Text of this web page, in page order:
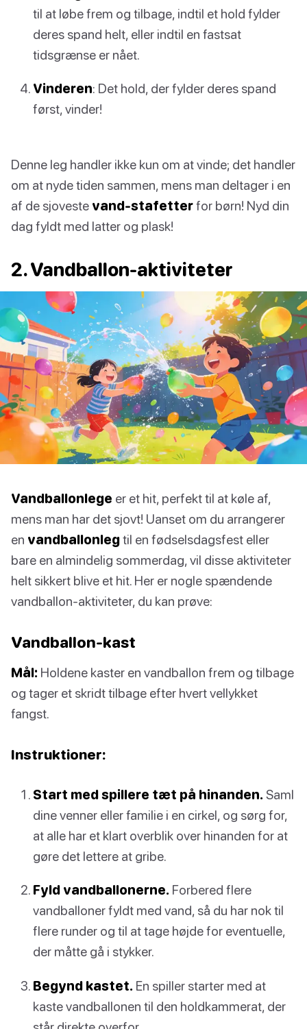
til at løbe frem og tilbage, indtil et hold fylder
deres spand helt, eller indtil en fastsat
tidsgrænse er nået.
Vinderen: Det hold, der fylder deres spand
først, vinder!
Denne leg handler ikke kun om at vinde; det handler
om at nyde tiden sammen, mens man deltager i en
af de sjoveste vand-stafetterfor børn! Nyd din
dag fyldt med latter og plask!
2. Vandballon-aktiviteter
Vandballonlege er et hit, perfekt til at køle af,
mens man har det sjovt! Uanset om du arrangerer
en vandballonlegtil en fødselsdagsfest eller
bare en almindelig sommerdag, vil disse aktiviteter
helt sikkert blive et hit. Her er nogle spændende
vandballon-aktiviteter, du kan prøve:
Vandballon-kast
Mål: Holdene kaster en vandballon frem og tilbage
og tager et skridt tilbage efter hvert vellykket
fangst.
Instruktioner:
Start med spillere tæt på hinanden. Saml
dine venner eller familie i en cirkel, og sørg for,
at alle har et klart overblik over hinanden for at
gøre det lettere at gribe.
Fyld vandballonerne. Forbered flere
vandballoner fyldt med vand, så du har nok til
flere runder og til at tage højde for eventuelle,
der måtte gå i stykker.
Begynd kastet. En spiller starter med at
kaste vandballonen til den holdkammerat, der